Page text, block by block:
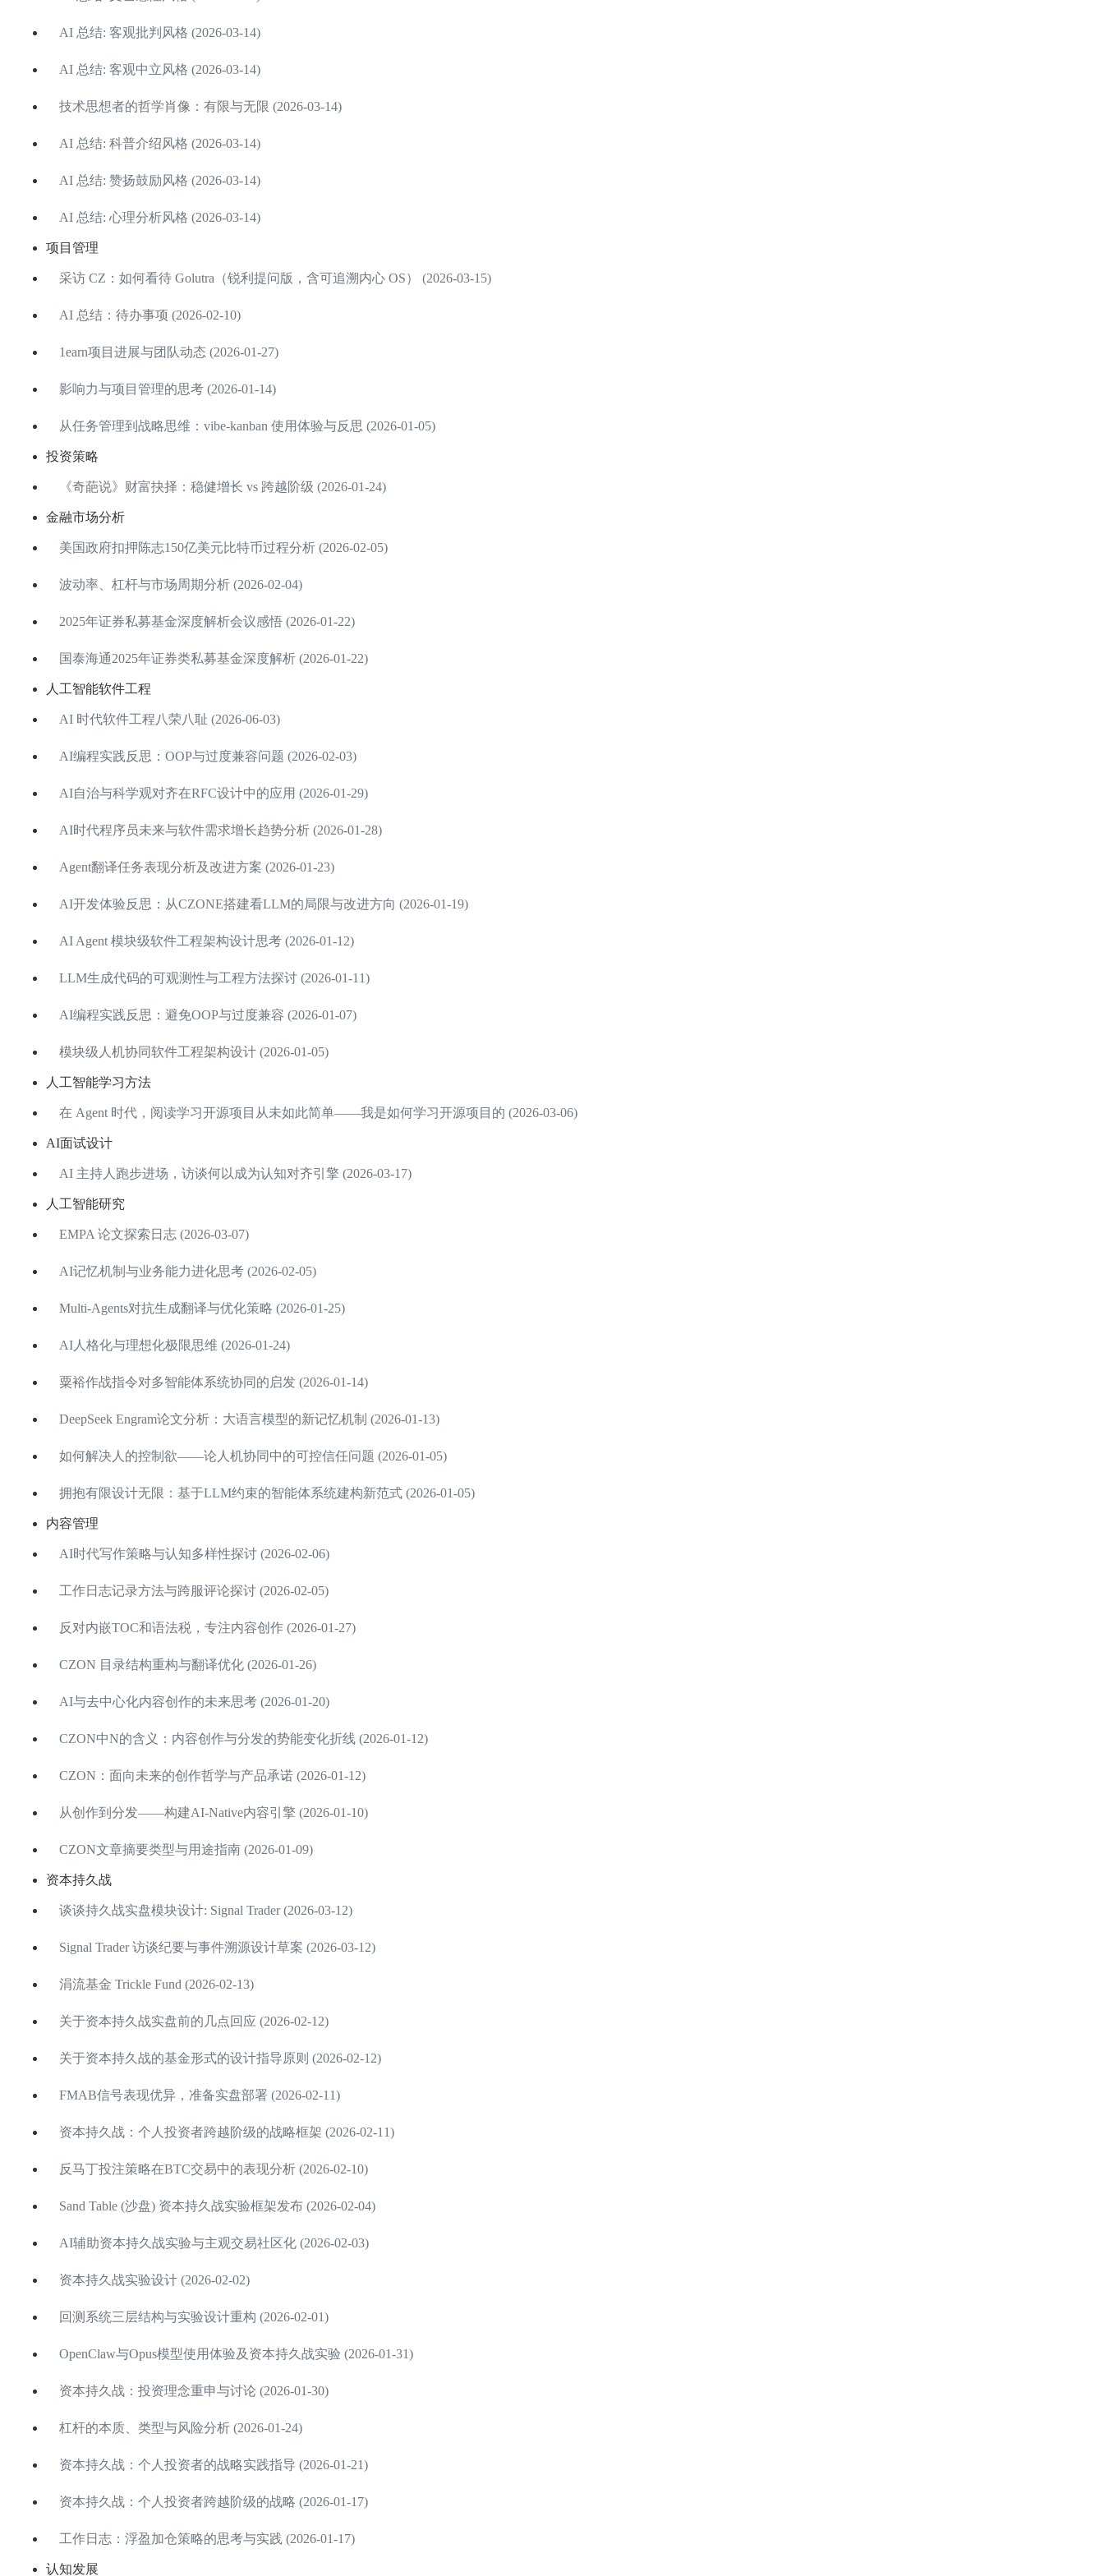
AI 总结: 客观批判风格 (2026-03-14)
AI 总结: 客观中立风格 (2026-03-14)
技术思想者的哲学肖像：有限与无限 (2026-03-14)
AI 总结: 科普介绍风格 (2026-03-14)
AI 总结: 赞扬鼓励风格 (2026-03-14)
AI 总结: 心理分析风格 (2026-03-14)
项目管理
采访 CZ：如何看待 Golutra（锐利提问版，含可追溯内心 OS） (2026-03-15)
AI 总结：待办事项 (2026-02-10)
1earn项目进展与团队动态 (2026-01-27)
影响力与项目管理的思考 (2026-01-14)
从任务管理到战略思维：vibe-kanban 使用体验与反思 (2026-01-05)
投资策略
《奇葩说》财富抉择：稳健增长 vs 跨越阶级 (2026-01-24)
金融市场分析
美国政府扣押陈志150亿美元比特币过程分析 (2026-02-05)
波动率、杠杆与市场周期分析 (2026-02-04)
2025年证券私募基金深度解析会议感悟 (2026-01-22)
国泰海通2025年证券类私募基金深度解析 (2026-01-22)
人工智能软件工程
AI 时代软件工程八荣八耻 (2026-06-03)
AI编程实践反思：OOP与过度兼容问题 (2026-02-03)
AI自治与科学观对齐在RFC设计中的应用 (2026-01-29)
AI时代程序员未来与软件需求增长趋势分析 (2026-01-28)
Agent翻译任务表现分析及改进方案 (2026-01-23)
AI开发体验反思：从CZONE搭建看LLM的局限与改进方向 (2026-01-19)
AI Agent 模块级软件工程架构设计思考 (2026-01-12)
LLM生成代码的可观测性与工程方法探讨 (2026-01-11)
AI编程实践反思：避免OOP与过度兼容 (2026-01-07)
模块级人机协同软件工程架构设计 (2026-01-05)
人工智能学习方法
在 Agent 时代，阅读学习开源项目从未如此简单——我是如何学习开源项目的 (2026-03-06)
AI面试设计
AI 主持人跑步进场，访谈何以成为认知对齐引擎 (2026-03-17)
人工智能研究
EMPA 论文探索日志 (2026-03-07)
AI记忆机制与业务能力进化思考 (2026-02-05)
Multi-Agents对抗生成翻译与优化策略 (2026-01-25)
AI人格化与理想化极限思维 (2026-01-24)
粟裕作战指令对多智能体系统协同的启发 (2026-01-14)
DeepSeek Engram论文分析：大语言模型的新记忆机制 (2026-01-13)
如何解决人的控制欲——论人机协同中的可控信任问题 (2026-01-05)
拥抱有限设计无限：基于LLM约束的智能体系统建构新范式 (2026-01-05)
内容管理
AI时代写作策略与认知多样性探讨 (2026-02-06)
工作日志记录方法与跨服评论探讨 (2026-02-05)
反对内嵌TOC和语法税，专注内容创作 (2026-01-27)
CZON 目录结构重构与翻译优化 (2026-01-26)
AI与去中心化内容创作的未来思考 (2026-01-20)
CZON中N的含义：内容创作与分发的势能变化折线 (2026-01-12)
CZON：面向未来的创作哲学与产品承诺 (2026-01-12)
从创作到分发——构建AI-Native内容引擎 (2026-01-10)
CZON文章摘要类型与用途指南 (2026-01-09)
资本持久战
谈谈持久战实盘模块设计: Signal Trader (2026-03-12)
Signal Trader 访谈纪要与事件溯源设计草案 (2026-03-12)
涓流基金 Trickle Fund (2026-02-13)
关于资本持久战实盘前的几点回应 (2026-02-12)
关于资本持久战的基金形式的设计指导原则 (2026-02-12)
FMAB信号表现优异，准备实盘部署 (2026-02-11)
资本持久战：个人投资者跨越阶级的战略框架 (2026-02-11)
反马丁投注策略在BTC交易中的表现分析 (2026-02-10)
Sand Table (沙盘) 资本持久战实验框架发布 (2026-02-04)
AI辅助资本持久战实验与主观交易社区化 (2026-02-03)
资本持久战实验设计 (2026-02-02)
回测系统三层结构与实验设计重构 (2026-02-01)
OpenClaw与Opus模型使用体验及资本持久战实验 (2026-01-31)
资本持久战：投资理念重申与讨论 (2026-01-30)
杠杆的本质、类型与风险分析 (2026-01-24)
资本持久战：个人投资者的战略实践指导 (2026-01-21)
资本持久战：个人投资者跨越阶级的战略 (2026-01-17)
工作日志：浮盈加仓策略的思考与实践 (2026-01-17)
认知发展